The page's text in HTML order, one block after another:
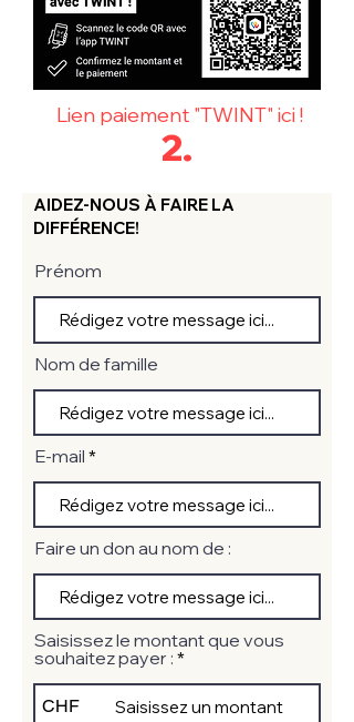
Lien paiement "TWINT" ici !
2.
AIDEZ-NOUS À FAIRE LA
DIFFÉRENCE!
Prénom
Nom de famille
E-mail
Faire un don au nom de :
Saisissez le montant que vous
souhaitez payer :
CHF